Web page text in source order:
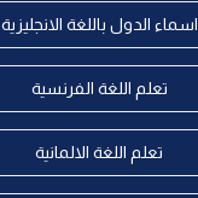
اسماء الدول باللغة الانجليزية
تعلم اللغة الفرنسية
تعلم اللغة الالمانية